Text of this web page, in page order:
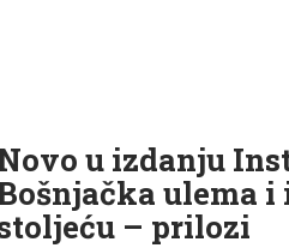
u izdanju
ulema i
– prilozi